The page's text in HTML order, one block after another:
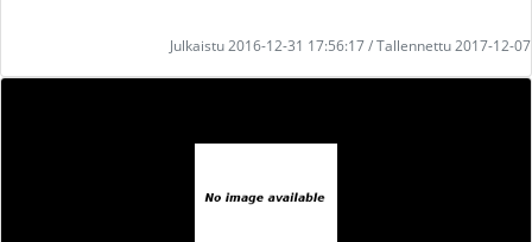
Julkaistu 2016-12-31 17:56:17 / Tallennettu 2017-12-07